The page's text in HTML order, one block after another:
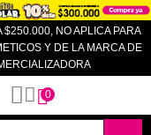
$250.000, NO APLICA PARA
Y DE LA MARCA DE
SI
0